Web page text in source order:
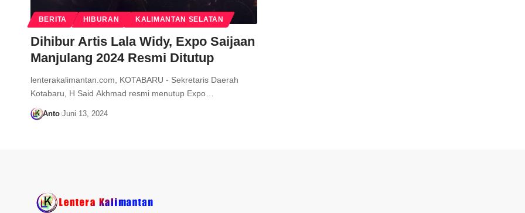
BERITA HIBURAN KALIMANTAN SELATAN
Dihibur Artis Lala Widy, Expo Saijaan
Manjulang 2024 Resmi Ditutup
lenterakalimantan.com, KOTABARU - Sekretaris Daerah
Kotabaru, H Said Akhmad resmi menutup Expo…
Anto Juni 13, 2024